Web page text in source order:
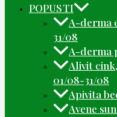
POPUSTI
A-derma
31/08
A-derma
Alivit
01/08-31/08
Apivita
Avene